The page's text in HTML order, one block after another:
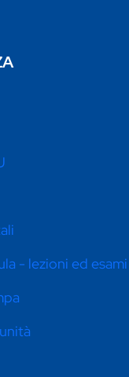
- lezioni ed esami